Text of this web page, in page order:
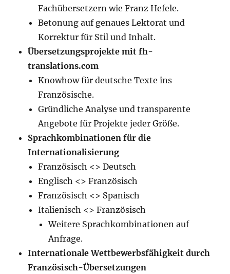
Fachübersetzern wie Franz Hefele.
Betonung auf genaues Lektorat und
Korrektur für Stil und Inhalt.
Übersetzungsprojekte mit fh-
translations.com
Knowhow für deutsche Texte ins
Französische.
Gründliche Analyse und transparente
Angebote für Projekte jeder Größe.
Sprachkombinationen für die
Internationalisierung
Französisch <> Deutsch
Englisch <> Französisch
Französisch <> Spanisch
Italienisch <> Französisch
Weitere Sprachkombinationen auf
Anfrage.
Internationale Wettbewerbsfähigkeit durch
Französisch-Übersetzungen